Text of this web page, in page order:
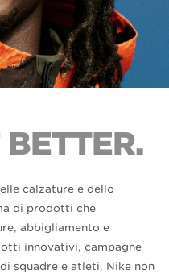
BETTER.
calzature e dello
di prodotti che
abbigliamento e
innovativi, campagne
squadre e atleti, Nike non